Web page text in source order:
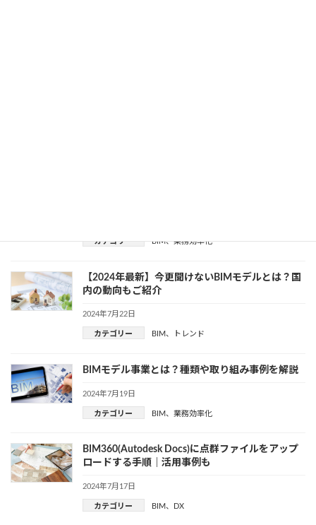
カテゴリー BIM、業務効率化
【2024年最新】今更聞けないBIMモデルとは？国
内の動向もご紹介
2024年7月22日
カテゴリー BIM、 トレンド
BIMモデル事業とは？種類や取り組み事例を解説
2024年7月19日
カテゴリー BIM、 業務効率化
BIM360(Autodesk Docs)に点群ファイルをアップ
ロードする手順｜活用事例も
2024年7月17日
カテゴリー BIM、 DX